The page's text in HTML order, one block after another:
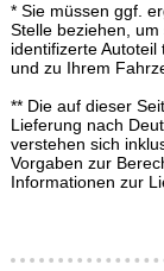
* Sie müssen ggf.
Stelle beziehen,
identifizerte
und zu Ihrem
** Die auf dieser
Lieferung nach
verstehen sich
Vorgaben zur
Informationen zur